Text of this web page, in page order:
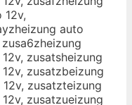
12v,
auto
zusatsheizung
zusatzbeizung
zusatzteizung
zusatzueizung